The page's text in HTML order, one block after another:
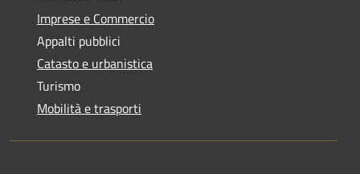
Imprese e Commercio
Appalti pubblici
Catasto e urbanistica
Turismo
Mobilità e trasporti